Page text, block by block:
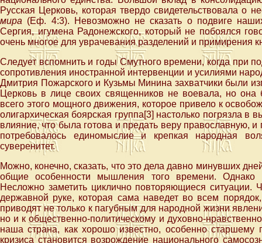
Русская Церковь, которая твердо свидетельствовала о
мира (Еф. 4:3). Невозможно не сказать о подвиге
Сергия, игумена Радонежского, который не побоялся
очень многое для уврачевания разделений и примирения
Следует вспомнить и годы Смутного времени, когда при
сопротивления иностранной интервенции и усилиями
Дмитрия Пожарского и Кузьмы Минина захватчики были
Церковь в лице своих священников не воевала, но она
всего этого мощного движения, которое привело к
олигархическая боярская группа[3] настолько погрязла
влияние, что была готова и предать веру православную,
потребовалось единомыслие и крепкая народная
суверенитет.
Можно, конечно, сказать, что это дела давно минувших
общие особенности мышления того времени.
Несложно заметить циклично повторяющиеся ситуации.
державной руке, которая сама наведет во всем
приводят не только к пагубным для народной жизни
но и к общественно-политическому и духовно-
наша страна, как хорошо известно, особенно
кризиса становится возрождение национального